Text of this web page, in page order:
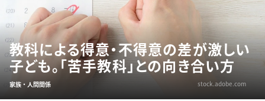
教科による得意・不得意の差が激しい
子ども。「苦手教科」との向き合い方
家族・人間関係 stock.adobe.com